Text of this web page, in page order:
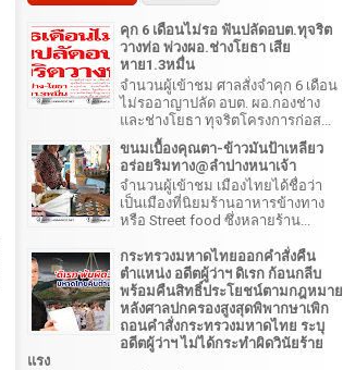
คุก 6 เดือนไม่รอ ฟันปลัดอบต.ทุจริต
วางท่อ พ่วงผอ.ช่างโยธา เสีย
หาย1.3หมื่น
จำนวนผู้เข้าชม ศาลสั่งจำคุก 6 เดือน
ไม่รออาญาปลัด อบต. ผอ.กองช่าง
และช่างโยธา ทุจริตโครงการก่อส...
ขนมเบื้องคุณตา-ข้าวมันป้าเหลียว
อร่อยริมทาง@ลำปางหนาเจ้า
จำนวนผู้เข้าชม เมืองไทยได้ชื่อว่า
เป็นเมืองที่นิยมร้านอาหารข้างทาง
หรือ Street food ซึ่งหลายร้าน...
กระทรวงมหาดไทยออกคำสั่งคืน
ตำแหน่ง อดีตผู้ว่าฯ ดิเรก ก้อนกลีบ
พร้อมคืนสิทธิ์ประโยชน์ตามกฎหมาย
หลังศาลปกครองสูงสุดพิพากษาเพิก
ถอนคำสั่งกระทรวงมหาดไทย ระบุ
อดีตผู้ว่าฯ ไม่ได้กระทำผิดวินัยร้าย
แรง